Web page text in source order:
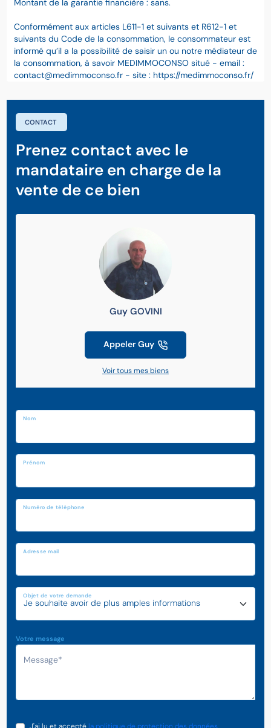
Montant de la garantie financière : sans.
Conformément aux articles L611-1 et suivants et R612-1 et
suivants du Code de la consommation, le consommateur est
informé qu’il a la possibilité de saisir un ou notre médiateur de
la consommation, à savoir MEDIMMOCONSO situé - email :
contact@medimmoconso.fr - site : https://medimmoconso.fr/
CONTACT
Prenez contact avec le
mandataire en charge de la
vente de ce bien
Guy GOVINI
Appeler Guy
Voir tous mes biens
Nom
Prénom
Numéro de téléphone
Adresse mail
Objet de votre demande
Votre message